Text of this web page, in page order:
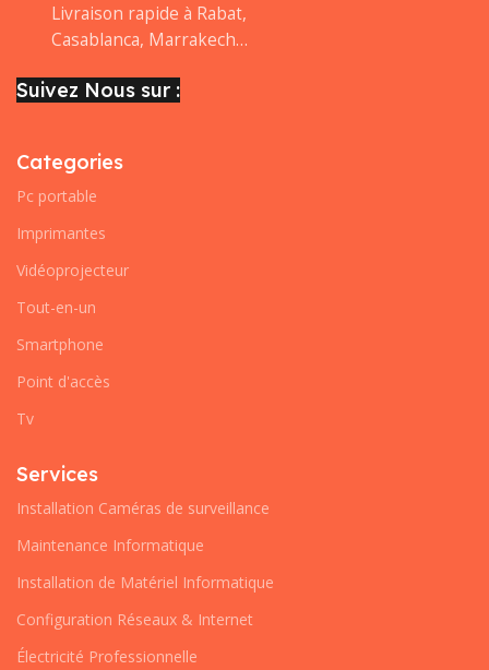
Livraison rapide à Rabat,
Casablanca, Marrakech…
Suivez Nous sur :
Categories
Pc portable
Imprimantes
Vidéoprojecteur
Tout-en-un
Smartphone
Point d'accès
Tv
Services
Installation Caméras de surveillance
Maintenance Informatique
Installation de Matériel Informatique
Configuration Réseaux & Internet
Électricité Professionnelle